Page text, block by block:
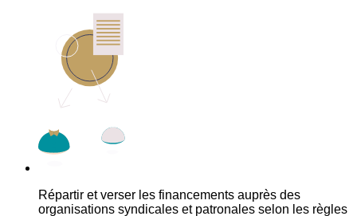
Répartir et verser les financements auprès des
organisations syndicales et patronales selon les règles